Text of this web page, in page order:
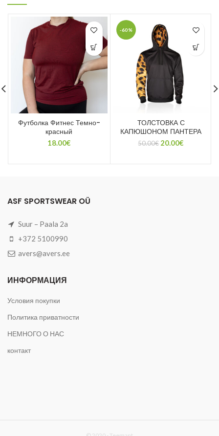
Футболка Фитнес Темно-
красный
18.00€
-60%
ТОЛСТОВКА С
КАПЮШОНОМ ПАНТЕРА
50.00€ Первоначальная
20.00€
ASF SPORTSWEAR OÜ
Suur – Paala 2a
+372 5100990
avers@avers.ee
ИНФОРМАЦИЯ
Условия покупки
Политика приватности
НЕМНОГО О НАС
контакт